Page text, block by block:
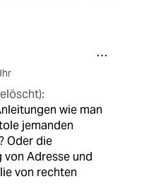
wie man
jemanden
Oder die
Adresse und
von rechten